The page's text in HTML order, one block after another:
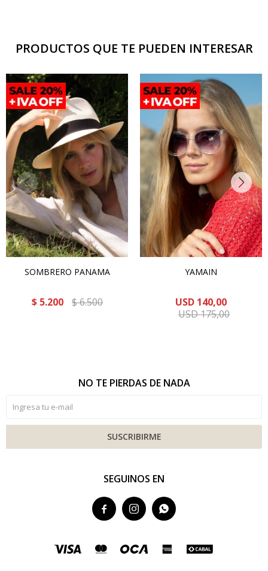
PRODUCTOS QUE TE PUEDEN INTERESAR
SOMBRERO PANAMA
$ 5.200 $6.500
YAMAIN
USD 140,00
USD175,00
SEGUINOS EN
  
NO TE PIERDAS DE NADA
SUSCRIBIRME